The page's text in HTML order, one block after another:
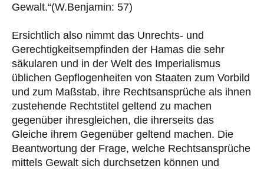
Gewalt.“(W.Benjamin: 57)
Ersichtlich also nimmt das Unrechts- und
Gerechtigkeitsempfinden der Hamas die sehr
säkularen und in der Welt des Imperialismus
üblichen Gepflogenheiten von Staaten zum Vorbild
und zum Maßstab, ihre Rechtsansprüche als ihnen
zustehende Rechtstitel geltend zu machen
gegenüber ihresgleichen, die ihrerseits das
Gleiche ihrem Gegenüber geltend machen. Die
Beantwortung der Frage, welche Rechtsansprüche
mittels Gewalt sich durchsetzen können und